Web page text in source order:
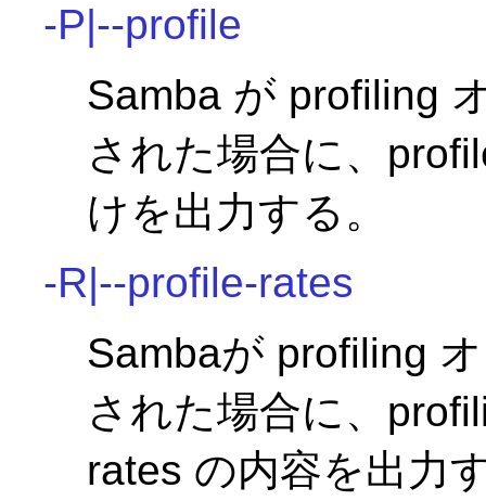
-P|--profile
Samba が profiling
された場合に、
けを出力する。
-R|--profile-rates
Sambaが profiling
された場合に、
rates の内容を出力